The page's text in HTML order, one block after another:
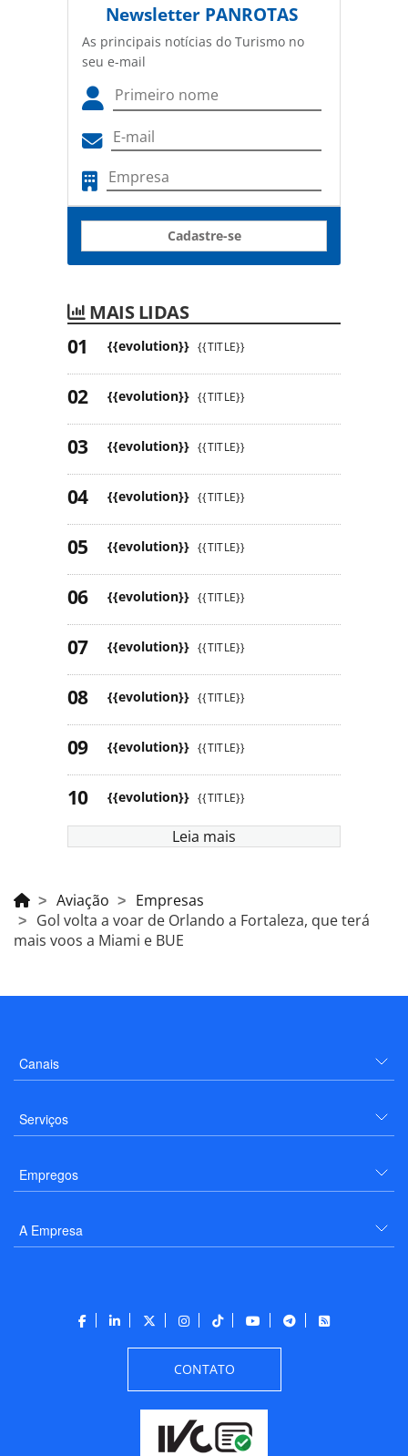
Newsletter PANROTAS
As principais notícias do Turismo no
seu e-mail
Cadastre-se
MAIS LIDAS
{{evolution}} {{TITLE}}
{{evolution}} {{TITLE}}
{{evolution}} {{TITLE}}
{{evolution}} {{TITLE}}
{{evolution}} {{TITLE}}
{{evolution}} {{TITLE}}
{{evolution}} {{TITLE}}
{{evolution}} {{TITLE}}
{{evolution}} {{TITLE}}
{{evolution}} {{TITLE}}
Leia mais
Aviação
Empresas
Gol volta a voar de Orlando a Fortaleza, que terá
mais voos a Miami e BUE
Canais
Serviços
Empregos
A Empresa
CONTATO